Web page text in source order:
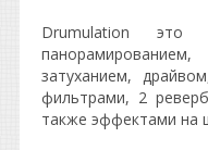
Drumulation это
затуханием,
фильтрами, 2
также эффектами на